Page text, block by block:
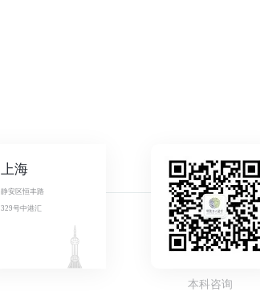
上海
静安区恒丰路
329号中港汇
本科咨询